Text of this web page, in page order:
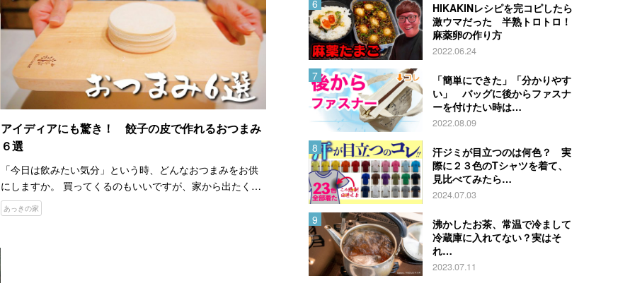
アイディアにも驚き！ 餃子の皮で作れるおつまみ
６選
「今日は飲みたい気分」という時、どんなおつまみをお供
にしますか。 買ってくるのもいいですが、家から出たくな
い時は作ってみるのもいいでしょう。 YouTubeチャンネル
『あっきの家』では、餃子の皮で作れるおつまみを紹介し
あっきの家
お気に入りのTシャツをトート
バッグに！ 簡単にできる『リ
メイク方法』に「参考になりま
す」
2024.08.02
焼かない『プラバン』ってどう
いうこと？ 簡単すぎる作り方
がすごい！
2022.07.22
造花で作れる『髪飾り』が孫や
娘に作ってあげたい！
2024.09.17
HIKAKINレシピを完コピしたら
激ウマだった 半熟トロトロ！
麻薬卵の作り方
2022.06.24
「簡単にできた」「分かりやす
い」 バッグに後からファスナ
ーを付けたい時は…
2022.08.09
汗ジミが目立つのは何色？ 実
際に２３色のTシャツを着て、
見比べてみたら…
2024.07.03
沸かしたお茶、常温で冷まして
冷蔵庫に入れてない？実はそ
れ…
2023.07.11